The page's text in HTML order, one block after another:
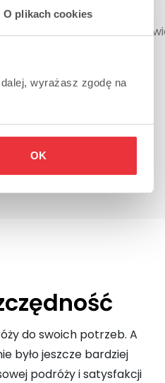
O plikach cookies
wyrażasz zgodę na
OK
4,3/5 na
do swoich potrzeb. A
było jeszcze bardziej
podróży i satysfakcji